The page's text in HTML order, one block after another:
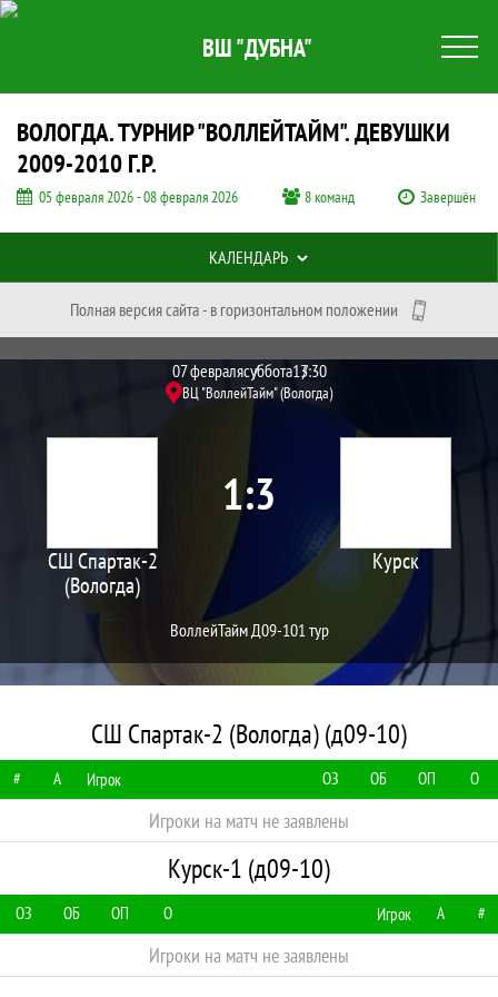
ВШ "ДУБНА"
ВОЛОГДА. ТУРНИР "ВОЛЛЕЙТАЙМ". ДЕВУШКИ
2009-2010 Г.Р.
05 февраля 2026 - 08 февраля 2026 8 команд Завершён
Полная версия сайта - в горизонтальном положении
Протокол и события матча СШ
Матч
07 февралясуббота13:30
ВЦ "ВоллейТайм" (Вологда)
СШ Спартак-2
(Вологда)
1 3
Курск
ВоллейТайм Д09-101 тур
СШ Спартак-2 (Вологда) (д09-10)
# А Игрок ОЗ ОБ ОП О
Игроки на матч не заявлены
Курск-1 (д09-10)
ОЗ ОБ ОП О Игрок А #
Игроки на матч не заявлены
КАЛЕНДАРЬ
Таблицы турнира